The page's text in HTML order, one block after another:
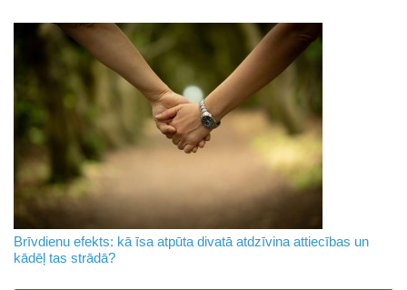
Brīvdienu efekts: kā īsa atpūta divatā atdzīvina attiecības un
kādēļ tas strādā?